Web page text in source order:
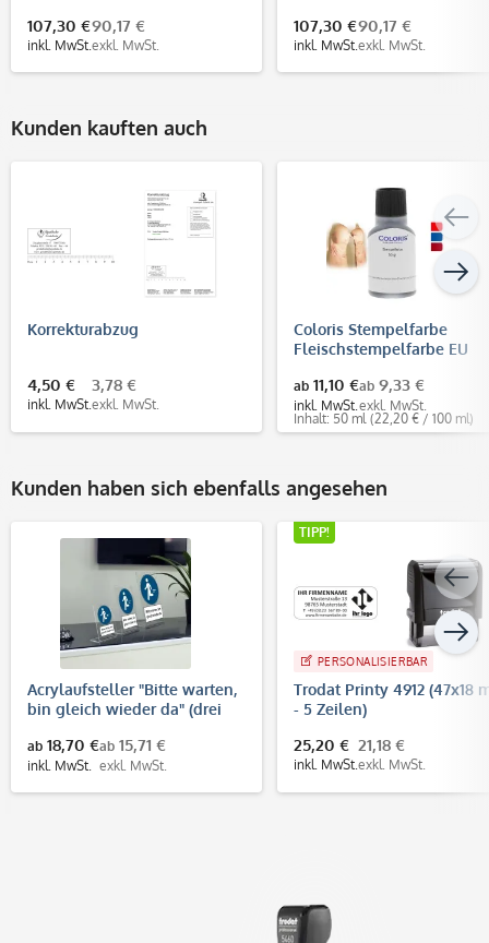
107,30 €
inkl. MwSt.
90,17 €
exkl. MwSt.
107,30 €
inkl. MwSt.
90,17 €
exkl. MwSt.
Kunden kauften auch
Korrekturabzug
4,50 €
inkl. MwSt.
3,78 €
exkl. MwSt.
Coloris Stempelfarbe
Fleischstempelfarbe EU
ab 11,10 €
inkl. MwSt.
ab 9,33 €
exkl. MwSt.
Inhalt: 50 ml (22,20 € / 100 ml)
Kunden haben sich ebenfalls angesehen
Acrylaufsteller "Bitte warten,
bin gleich wieder da" (drei
ab 18,70 €
inkl. MwSt.
ab 15,71 €
exkl. MwSt.
TIPP!
PERSONALISIERBAR
Trodat Printy 4912 (47x18
- 5 Zeilen)
25,20 €
inkl. MwSt.
21,18 €
exkl. MwSt.